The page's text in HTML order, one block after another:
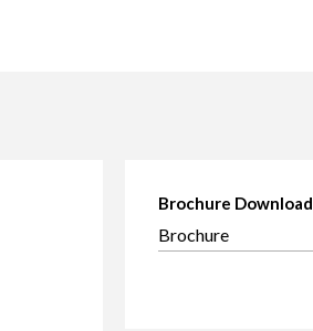
Brochure Download
Brochure